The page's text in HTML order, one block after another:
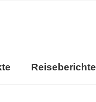
Reiseberichte